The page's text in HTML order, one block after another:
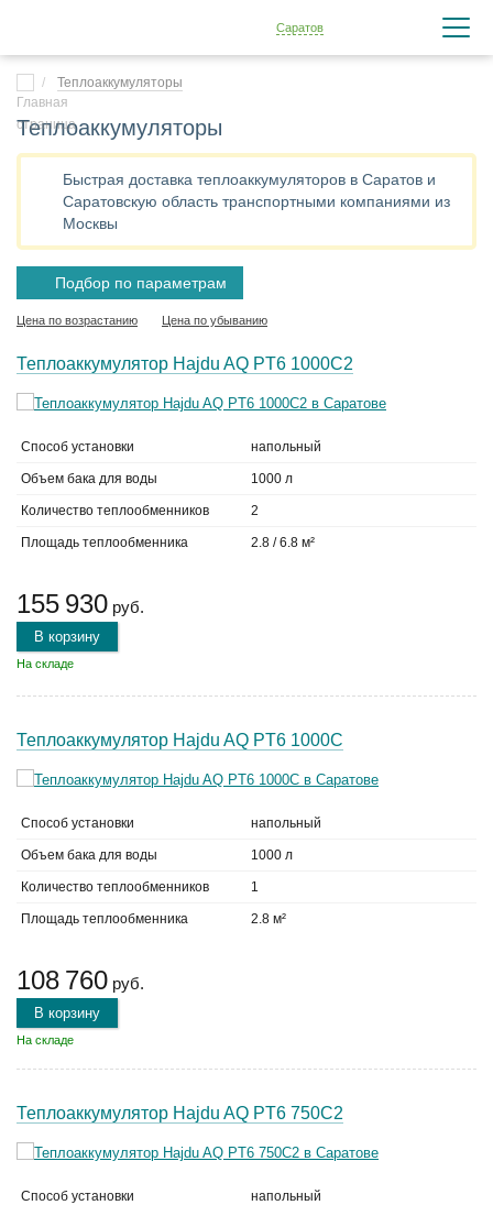
Саратов
Теплоаккумуляторы
Теплоаккумуляторы
Быстрая доставка теплоаккумуляторов в Саратов и
Саратовскую область транспортными компаниями из
Москвы
Подбор по параметрам
Цена по возрастанию Цена по убыванию
Теплоаккумулятор Hajdu AQ PT6 1000С2
Способ установки напольный
Объем бака для воды 1000 л
Количество теплообменников 2
Площадь теплообменника 2.8 / 6.8 м²
155 930 руб.
В корзину
На складе
Теплоаккумулятор Hajdu AQ PT6 1000С
Способ установки напольный
Объем бака для воды 1000 л
Количество теплообменников 1
Площадь теплообменника 2.8 м²
108 760 руб.
В корзину
На складе
Теплоаккумулятор Hajdu AQ PT6 750С2
Способ установки напольный